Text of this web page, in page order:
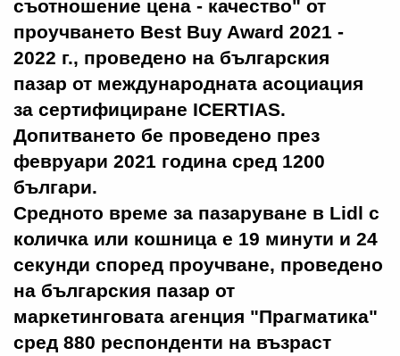
съотношение цена - качество" от
проучването Best Buy Award 2021 -
2022 г., проведено на българския
пазар от международната асоциация
за сертифициране ICERTIAS.
Допитването бе проведено през
февруари 2021 година сред 1200
българи.
Средното време за пазаруване в Lidl с
количка или кошница е 19 минути и 24
секунди според проучване, проведено
на българския пазар от
маркетинговата агенция "Прагматика"
сред 880 респонденти на възраст